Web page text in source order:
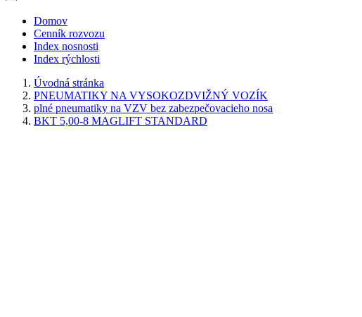
Domov
Cenník rozvozu
Index nosnosti
Index rýchlosti
Úvodná stránka
PNEUMATIKY NA VYSOKOZDVIŽNÝ VOZÍK
plné pneumatiky na VZV bez zabezpečovacieho nosa
BKT 5,00-8 MAGLIFT STANDARD